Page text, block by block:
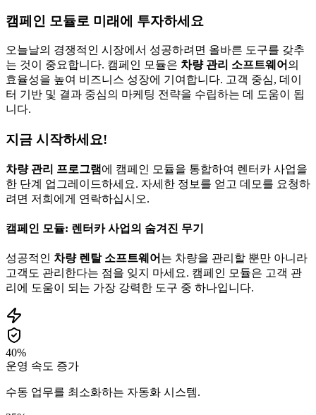
캠페인 모듈로 미래에 투자하세요
오늘날의 경쟁적인 시장에서 성공하려면 올바른 도구를 갖추
는 것이 중요합니다. 캠페인 모듈은 차량 관리 소프트웨어 의
효율성을 높여 비즈니스 성장에 기여합니다. 고객 중심, 데이
터 기반 및 결과 중심의 마케팅 전략을 수립하는 데 도움이 됩
니다.
지금 시작하세요!
차량 관리 프로그램에 캠페인 모듈을 통합하여 렌터카 사업을
한 단계 업그레이드하세요. 자세한 정보를 얻고 데모를 요청하
려면 저희에게 연락하십시오.
캠페인 모듈: 렌터카 사업의 숨겨진 무기
성공적인 차량 렌탈 소프트웨어 는 차량을 관리할 뿐만 아니라
고객도 관리한다는 점을 잊지 마세요. 캠페인 모듈은 고객 관
리에 도움이 되는 가장 강력한 도구 중 하나입니다.
40%
운영 속도 증가
수동 업무를 최소화하는 자동화 시스템.